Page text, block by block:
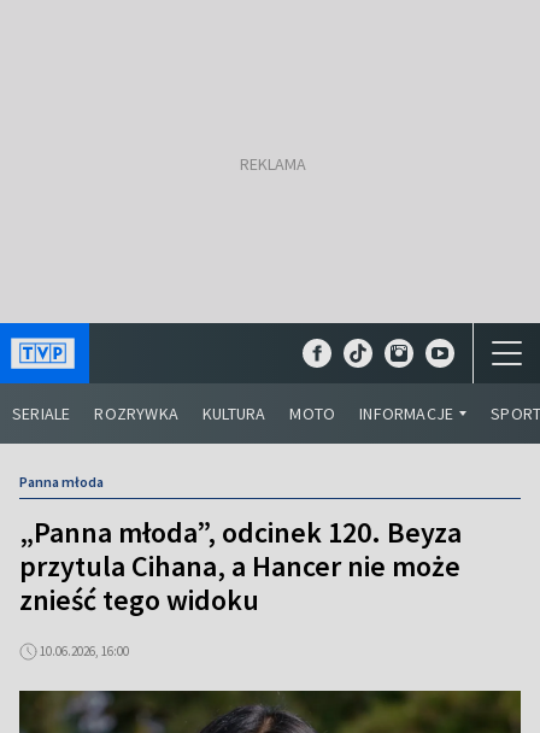
SERIALE ROZRYWKA KULTURA MOTO INFORMACJE
Panna młoda
„Panna młoda”, odcinek 120. Beyza
przytula Cihana, a Hancer nie może
znieść tego widoku
10.06.2026, 16:00